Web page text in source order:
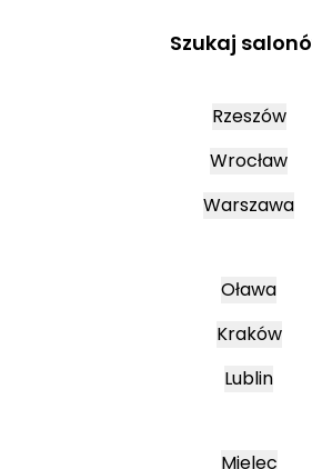
Szukaj
Rzeszów
Wrocław
Warszawa
Oława
Kraków
Lublin
Mielec